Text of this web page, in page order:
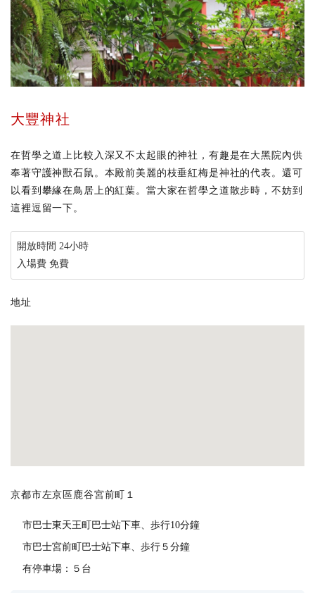
大豐神社
在哲學之道上比較入深又不太起眼的神社，有趣是在大黑院內供
奉著守護神獸石鼠。本殿前美麗的枝垂紅梅是神社的代表。還可
以看到​攀緣在鳥居上的紅葉。當大家在哲學之道散步時，不妨到
這裡逗留一下。
開放時間 24小時
入場費 免費
地址
京都市左京區鹿谷宮前町１
市巴士東天王町巴士站下車、歩行10分鐘
市巴士宮前町巴士站下車、歩行５分鐘
有停車場：５台